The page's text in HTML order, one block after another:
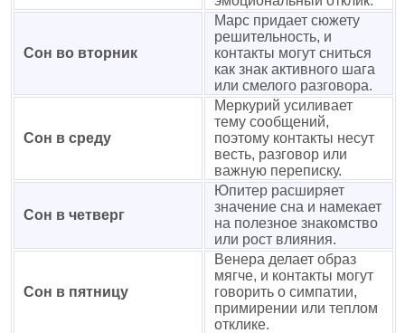
Сон во вторник
Марс придает сюжету
решительность, и
контакты могут сниться
как знак активного шага
или смелого разговора.
Сон в среду
Меркурий усиливает
тему сообщений,
поэтому контакты несут
весть, разговор или
важную переписку.
Сон в четверг
Юпитер расширяет
значение сна и намекает
на полезное знакомство
или рост влияния.
Сон в пятницу
Венера делает образ
мягче, и контакты могут
говорить о симпатии,
примирении или теплом
отклике.